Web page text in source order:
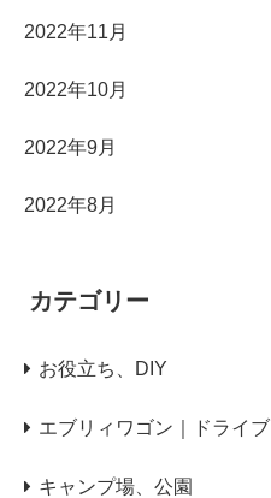
2022年11月
2022年10月
2022年9月
2022年8月
カテゴリー
お役立ち、DIY
エブリィワゴン｜ドライブ
キャンプ場、公園